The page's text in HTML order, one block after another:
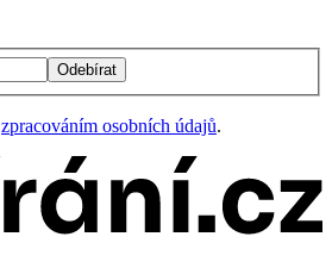
Odebírat
zpracováním osobních údajů.